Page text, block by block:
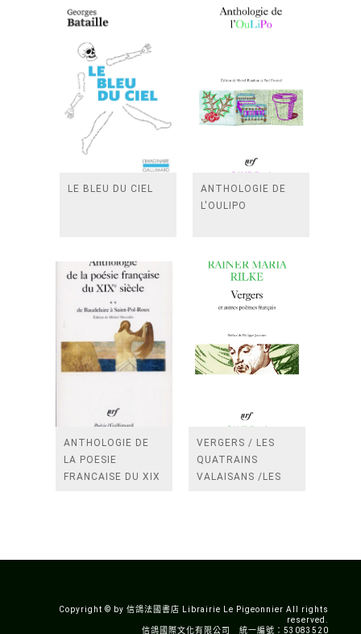
LE BLEU DU CIEL
ANTHOLOGIE DE
L'OULIPO
ANTHOLOGIE DE
LA POESIE
FRANCAISE DU XIX
VERGERS / LES
QUATRAINS
VALAISANS /LES
Copyright © by 信鴿法國書店 Librairie Le Pigeonnier All rights
reserved.
信鴿國際文化有限公司 統一編號：53083520